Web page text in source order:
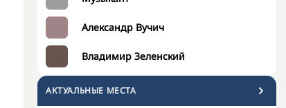
Александр Вучич
Владимир Зеленский
АКТУАЛЬНЫЕ МЕСТА